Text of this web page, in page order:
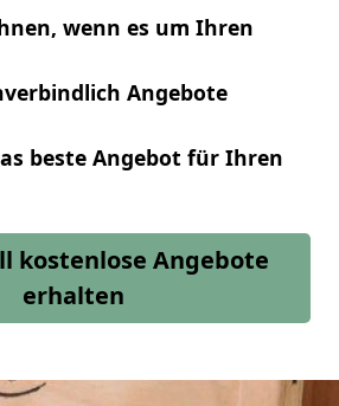
wenn es um Ihren
Angebote
beste Angebot für Ihren
kostenlose Angebote
erhalten